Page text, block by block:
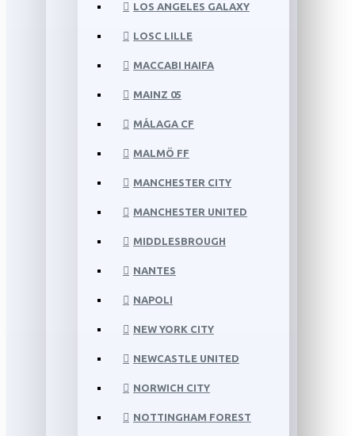
LOS ANGELES GALAXY
LOSC LILLE
MACCABI HAIFA
MAINZ 05
MÁLAGA CF
MALMÖ FF
MANCHESTER CITY
MANCHESTER UNITED
MIDDLESBROUGH
NANTES
NAPOLI
NEW YORK CITY
NEWCASTLE UNITED
NORWICH CITY
NOTTINGHAM FOREST